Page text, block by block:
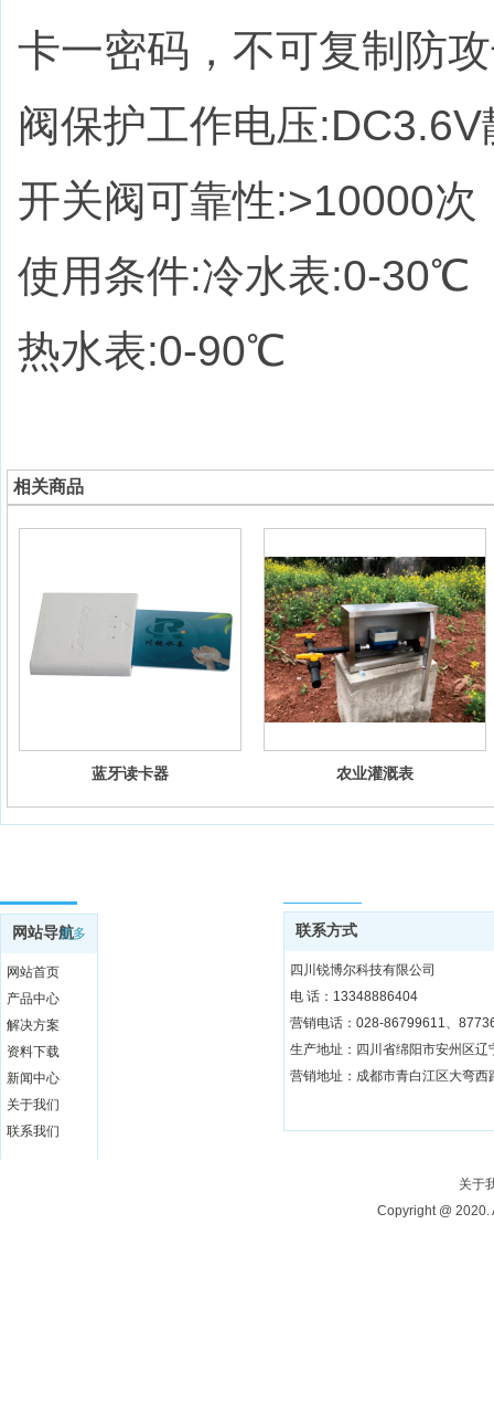
卡一密码，不可复制防
阀保护工作电压
开关阀可靠性:>10000次
使用条件:冷水表:0-30℃
热水表:0-90℃
相关商品
蓝牙读卡器 农业灌溉表
网站导航更多
网站首页
产品中心
解决方案
资料下载
新闻中心
关于我们
联系我们
联系方式
四川锐博尔科技有限公司
电 话：13348886404
营销电话：028-86799611、
营销地址：成都市青白江区大弯西
关于
Copyright @ 2020.